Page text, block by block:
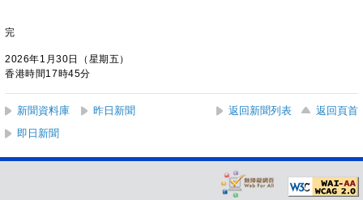
完
2026年1月30日（星期五）
香港時間17時45分
新聞資料庫 昨日新聞 返回新聞列表
返回頁首
即日新聞